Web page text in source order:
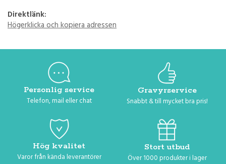
Direktlänk:
Högerklicka och kopiera adressen
Personlig service
Telefon, mail eller chat
Gravyrservice
Snabbt & till mycket bra pris!
Hög kvalitet
Varor från kända leverantörer
Stort utbud
Över 1000 produkter i lager